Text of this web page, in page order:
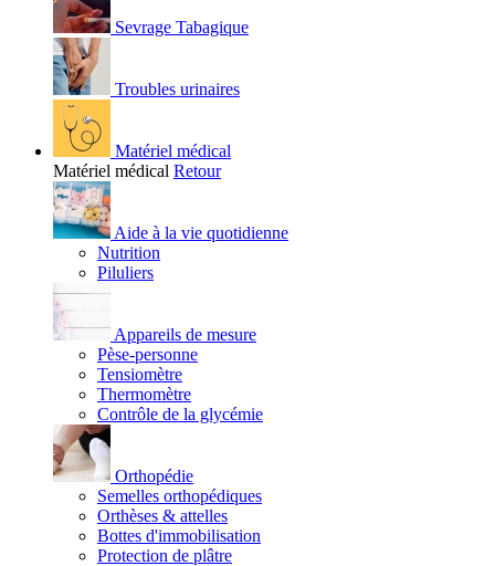
Sevrage Tabagique
Troubles urinaires
Matériel médical
Matériel médical Retour
Aide à la vie quotidienne
Nutrition
Piluliers
Appareils de mesure
Pèse-personne
Tensiomètre
Thermomètre
Contrôle de la glycémie
Orthopédie
Semelles orthopédiques
Orthèses & attelles
Bottes d'immobilisation
Protection de plâtre